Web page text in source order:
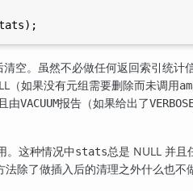
清空。虽然不必做任何返回索引统计
（如果没有元组需要删除而未调用
由VACUUM报告（如果给出了
。这种情况中stats总是 NULL 并且
除了做插入后的清理之外什么也不